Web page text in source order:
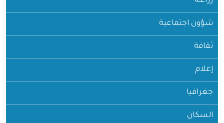
شؤون اجتماعية
ثقافة
إعلام
جغرافيا
السكان